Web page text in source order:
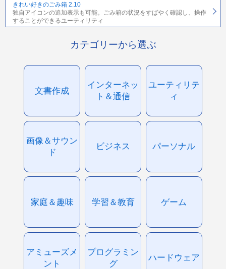
きれい好きのごみ箱 2.10
独自アイコンの追加表示も可能。ごみ箱の状況をすばやく確認し、操作
することができるユーティリティ
カテゴリーから選ぶ
文書作成
インターネッ
ト＆通信
ユーティリテ
ィ
画像＆サウン
ド
ビジネス パーソナル
家庭＆趣味 学習＆教育 ゲーム
アミューズメ
ント
プログラミン
グ
ハードウェア